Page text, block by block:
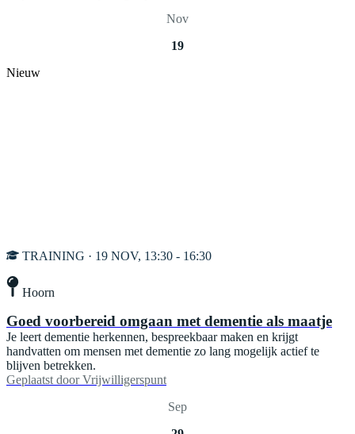
Nov
19
Nieuw
TRAINING · 19 NOV, 13:30 - 16:30
Hoorn
Goed voorbereid omgaan met dementie als maatje
Je leert dementie herkennen, bespreekbaar maken en krijgt
handvatten om mensen met dementie zo lang mogelijk actief te
blijven betrekken.
Geplaatst door Vrijwilligerspunt
Sep